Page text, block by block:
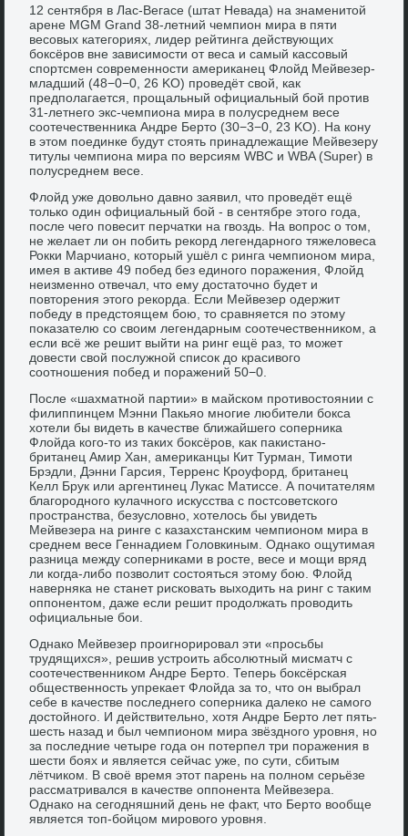
12 сентября в Лас-Вегасе (штат Невада) на знаменитой
арене MGM Grand 38-летний чемпион мира в пяти
весовых категориях, лидер рейтинга действующих
боксёров вне зависимости от веса и самый кассовый
спортсмен современности американец Флойд Мейвезер-
младший (48−0−0, 26 KO) проведёт свой, как
предполагается, прощальный официальный бой против
31-летнего экс-чемпиона мира в полусреднем весе
соотечественника Андре Берто (30−3−0, 23 KO). На кону
в этом поединке будут стоять принадлежащие Мейвезеру
титулы чемпиона мира по версиям WBC и WBA (Super) в
полусреднем весе.
Флойд уже довольно давно заявил, что проведёт ещё
только один официальный бой - в сентябре этого года,
после чего повесит перчатки на гвоздь. На вопрос о том,
не желает ли он побить рекорд легендарного тяжеловеса
Рокки Марчиано, который ушёл с ринга чемпионом мира,
имея в активе 49 побед без единого поражения, Флойд
неизменно отвечал, что ему достаточно будет и
повторения этого рекорда. Если Мейвезер одержит
победу в предстоящем бою, то сравняется по этому
показателю со своим легендарным соотечественником, а
если всё же решит выйти на ринг ещё раз, то может
довести свой послужной список до красивого
соотношения побед и поражений 50−0.
После «шахматной партии» в майском противостоянии с
филиппинцем Мэнни Пакьяо многие любители бокса
хотели бы видеть в качестве ближайшего соперника
Флойда кого-то из таких боксёров, как пакистано-
британец Амир Хан, американцы Кит Турман, Тимоти
Брэдли, Дэнни Гарсия, Терренс Кроуфорд, британец
Келл Брук или аргентинец Лукас Матиссе. А почитателям
благородного кулачного искусства с постсоветского
пространства, безусловно, хотелось бы увидеть
Мейвезера на ринге с казахстанским чемпионом мира в
среднем весе Геннадием Головкиным. Однако ощутимая
разница между соперниками в росте, весе и мощи вряд
ли когда-либо позволит состояться этому бою. Флойд
наверняка не станет рисковать выходить на ринг с таким
оппонентом, даже если решит продолжать проводить
официальные бои.
Однако Мейвезер проигнорировал эти «просьбы
трудящихся», решив устроить абсолютный мисматч с
соотечественником Андре Берто. Теперь боксёрская
общественность упрекает Флойда за то, что он выбрал
себе в качестве последнего соперника далеко не самого
достойного. И действительно, хотя Андре Берто лет пять-
шесть назад и был чемпионом мира звёздного уровня, но
за последние четыре года он потерпел три поражения в
шести боях и является сейчас уже, по сути, сбитым
лётчиком. В своё время этот парень на полном серьёзе
рассматривался в качестве оппонента Мейвезера.
Однако на сегодняшний день не факт, что Берто вообще
является топ-бойцом мирового уровня.